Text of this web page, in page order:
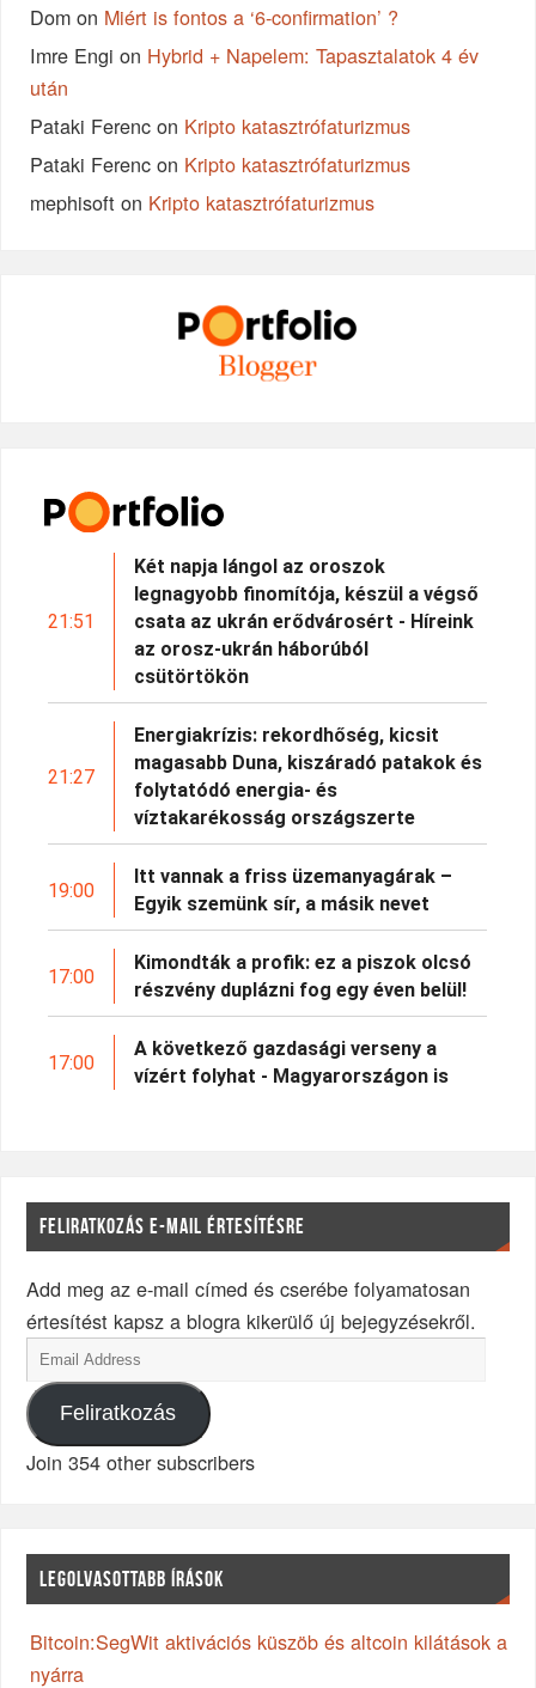
Dom on Miért is fontos a ‘6-confirmation’ ?
Imre Engi on Hybrid + Napelem: Tapasztalatok 4 év
után
Pataki Ferenc on Kripto katasztrófaturizmus
Pataki Ferenc on Kripto katasztrófaturizmus
mephisoft on Kripto katasztrófaturizmus
21:51
Két napja lángol az oroszok
legnagyobb finomítója, készül a végső
csata az ukrán erődvárosért - Híreink
az orosz-ukrán háborúból
csütörtökön
21:27
Energiakrízis: rekordhőség, kicsit
magasabb Duna, kiszáradó patakok és
folytatódó energia- és
víztakarékosság országszerte
19:00
Itt vannak a friss üzemanyagárak –
Egyik szemünk sír, a másik nevet
17:00
Kimondták a profik: ez a piszok olcsó
részvény duplázni fog egy éven belül!
17:00
A következő gazdasági verseny a
vízért folyhat - Magyarországon is
FELIRATKOZÁS E-MAIL ÉRTESÍTÉSRE
Add meg az e-mail címed és cserébe folyamatosan
értesítést kapsz a blogra kikerülő új bejegyzésekről.
Feliratkozás
Join 354 other subscribers
LEGOLVASOTTABB ÍRÁSOK
Bitcoin:SegWit aktivációs küszöb és altcoin kilátások a
nyárra